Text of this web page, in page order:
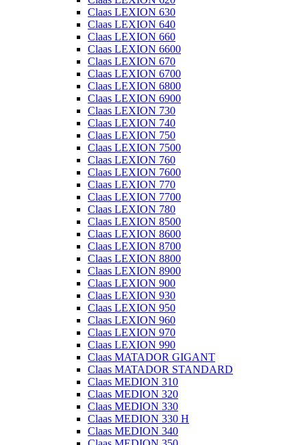
Claas LEXION 630
Claas LEXION 640
Claas LEXION 660
Claas LEXION 6600
Claas LEXION 670
Claas LEXION 6700
Claas LEXION 6800
Claas LEXION 6900
Claas LEXION 730
Claas LEXION 740
Claas LEXION 750
Claas LEXION 7500
Claas LEXION 760
Claas LEXION 7600
Claas LEXION 770
Claas LEXION 7700
Claas LEXION 780
Claas LEXION 8500
Claas LEXION 8600
Claas LEXION 8700
Claas LEXION 8800
Claas LEXION 8900
Claas LEXION 900
Claas LEXION 930
Claas LEXION 950
Claas LEXION 960
Claas LEXION 970
Claas LEXION 990
Claas MATADOR GIGANT
Claas MATADOR STANDARD
Claas MEDION 310
Claas MEDION 320
Claas MEDION 330
Claas MEDION 330 H
Claas MEDION 340